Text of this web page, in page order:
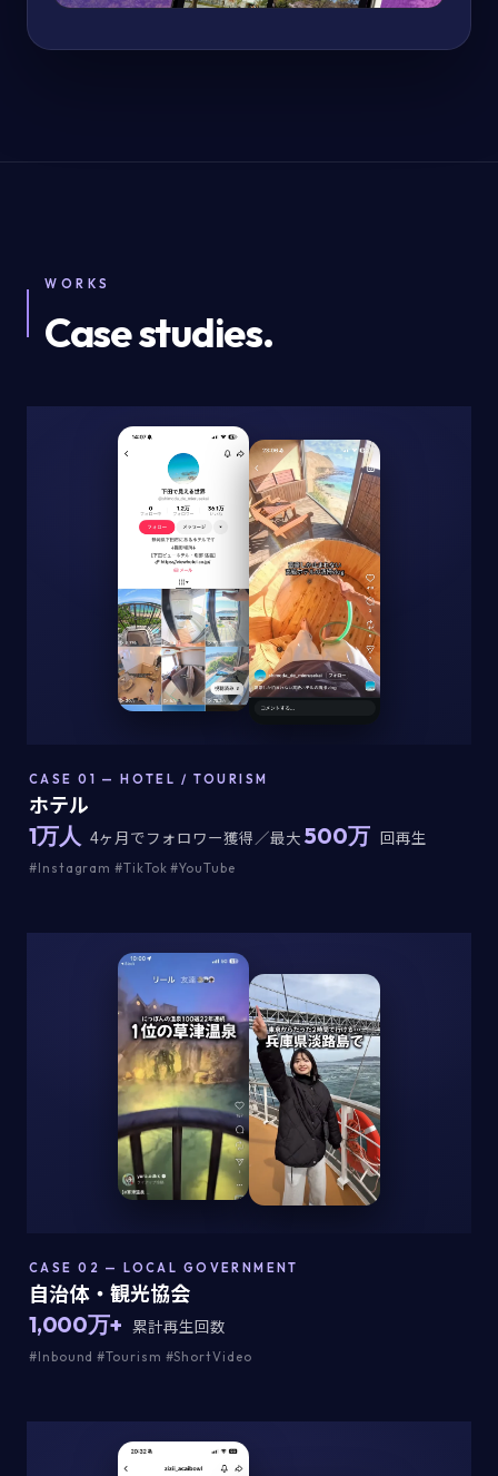
WORKS
Case studies.
CASE 01 — HOTEL / TOURISM
ホテル
1万人 4ヶ月でフォロワー獲得／最大500万 回再生
#Instagram #TikTok #YouTube
CASE 02 — LOCAL GOVERNMENT
自治体・観光協会
1,000万+ 累計再生回数
#Inbound #Tourism #ShortVideo